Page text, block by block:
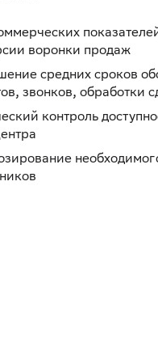
воронки продаж
средних сроков
звонков, обработки
контроль